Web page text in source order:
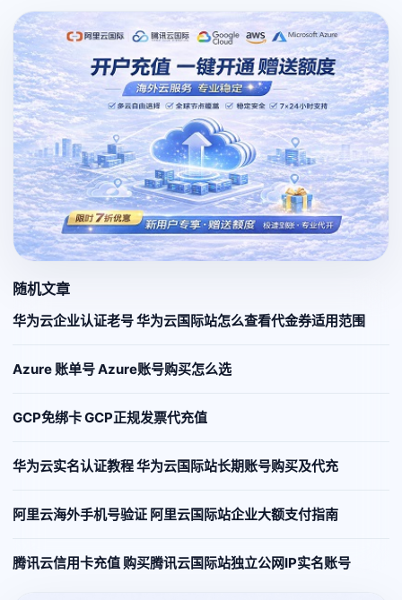
随机文章
华为云企业认证老号 华为云国际站怎么查看代金券适用范围
Azure 账单号 Azure账号购买怎么选
GCP免绑卡 GCP正规发票代充值
华为云实名认证教程 华为云国际站长期账号购买及代充
阿里云海外手机号验证 阿里云国际站企业大额支付指南
腾讯云信用卡充值 购买腾讯云国际站独立公网IP实名账号